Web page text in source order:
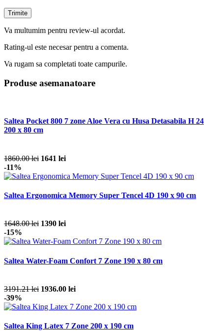
Va multumim pentru review-ul acordat.
Rating-ul este necesar pentru a comenta.
Va rugam sa completati toate campurile.
Produse asemanatoare
Saltea Pocket 800 7 zone Aloe Vera cu Husa Detasabila H 24
200 x 80 cm
1860.00 lei 1641 lei
-11%
Saltea Ergonomica Memory Super Tencel 4D 190 x 90 cm
1648.00 lei 1390 lei
-15%
Saltea Water-Foam Confort 7 Zone 190 x 80 cm
3191.21 lei 1936.00 lei
-39%
Saltea King Latex 7 Zone 200 x 190 cm